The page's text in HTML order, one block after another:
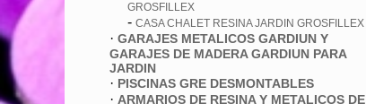
GROSFILLEX
- CASA CHALET RESINA JARDIN GROSFILLEX
· GARAJES METALICOS GARDIUN Y
GARAJES DE MADERA GARDIUN PARA
JARDIN
· PISCINAS GRE DESMONTABLES
· ARMARIOS DE RESINA Y METALICOS DE